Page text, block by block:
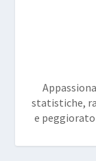
statistiche,
e